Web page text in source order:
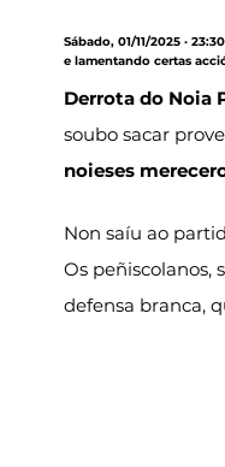
Sábado, 01/11/2025 ·
e lamentando certas
Derrota do Noia
soubo sacar
noieses
Non saíu ao
Os peñiscolanos,
defensa branca,